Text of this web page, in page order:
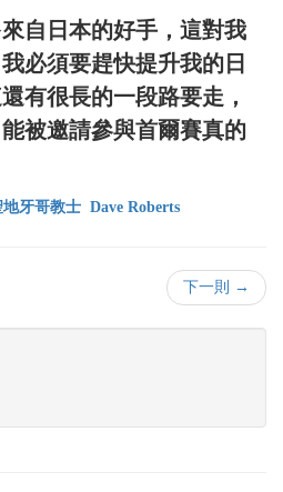
來自日本的好手，這對我
必須要趕快提升我的日
有很長的一段路要走，
被邀請參與首爾賽真的
地牙哥教士 Dave Roberts
下一則 →